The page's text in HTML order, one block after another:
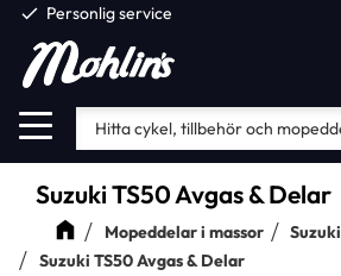
Meny
check Personlig service
Suzuki TS50 Avgas & Delar
Mopeddelar i massor Suzuki
Suzuki TS50 Avgas & Delar